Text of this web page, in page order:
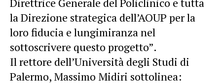
la Direzione strategica dell’AOUP per la
loro fiducia e lungimiranza nel
sottoscrivere questo progetto”.
Il rettore dell’Università degli Studi di
Palermo, Massimo Midiri sottolinea: